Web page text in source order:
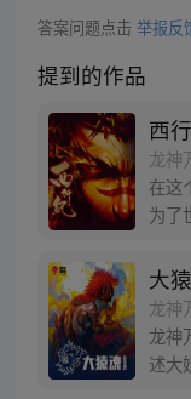
答案问题点击 举报反
提到的作品
西
龙神
在这
为了
变得
为了
辞
寻回
上
大
龙神
龙神
述大